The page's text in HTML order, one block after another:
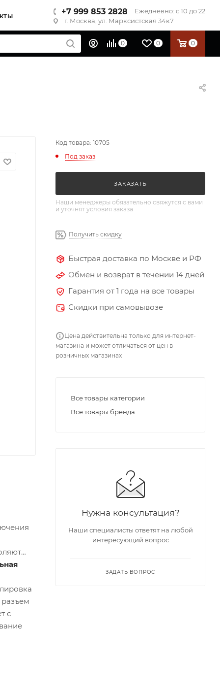
+7 999 853 2828
Ежедневно: с 10 до 22
г. Москва, ул. Марксистская 34к7
0 0 0
с
Код товара: 10705
Под заказ
ЗАКАЗАТЬ
Наши менеджеры обязательно свяжутся с вами
и уточнят условия заказа
Получить скидку
Быстрая доставка по Москве и РФ
Обмен и возврат в течении 14 дней
Гарантия от 1 года на все товары
Скидки при самовывозе
Цена действительна только для интернет-
магазина и может отличаться от цен в
розничных магазинах
Все товары категории
Все товары бренда
Нужна консультация?
Наши специалисты ответят на любой
интересующий вопрос
ЗАДАТЬ ВОПРОС